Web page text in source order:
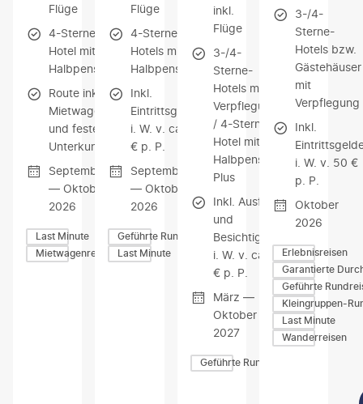
Flüge
4-Sterne-
Hotel mit
Halbpension
Route inkl.
Mietwagen
und fester
Unterkunft
September
— Oktober
2026
Last Minute
Mietwagenreisen
Flüge
4-Sterne-
Hotels mit
Halbpension
Inkl.
Eintrittsgelder
i. W. v. ca. 47
€ p. P.
September
— Oktober
2026
Geführte Rundreisen
Last Minute
inkl.
Flüge
3-/4-
Sterne-
Hotels mit
Verpflegung
/ 4-Sterne-
Hotel mit
Halbpension
Plus
Inkl. Ausflüge
und
Besichtigungen
i. W. v. ca. 275
€ p. P.
März —
Oktober
2027
Geführte Rundreisen
3-/4-
Sterne-
Hotels bzw.
Gästehäuser
mit
Verpflegung
Inkl.
i. W. v. 50 €
p. P.
Oktober
2026
Erlebnisreisen
Garantierte
Geführte
Kleingruppen-
Last Minute
Wanderreisen